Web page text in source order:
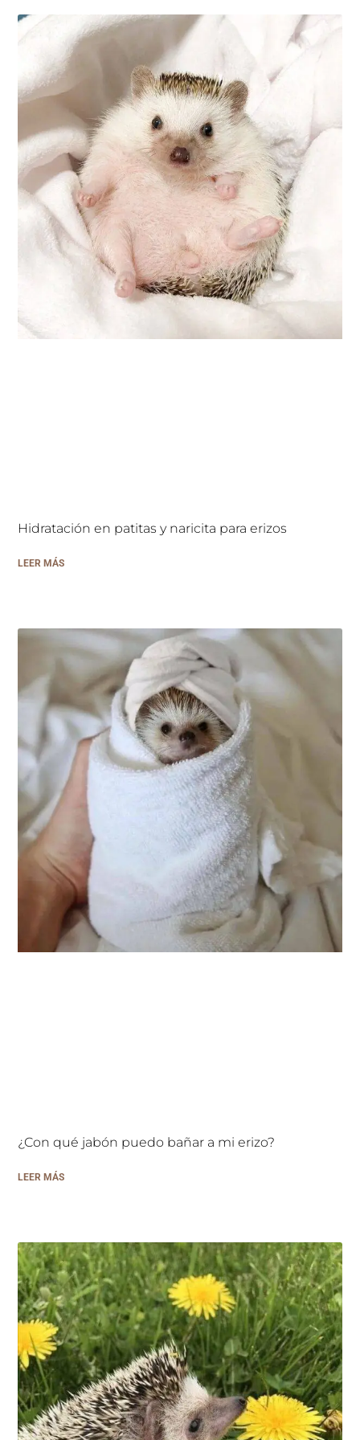
Hidratación en patitas y naricita para erizos
LEER MÁS
¿Con qué jabón puedo bañar a mi erizo?
LEER MÁS